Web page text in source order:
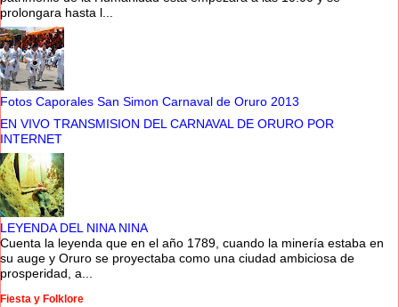
prolongara hasta l...
Fotos Caporales San Simon Carnaval de Oruro 2013
EN VIVO TRANSMISION DEL CARNAVAL DE ORURO POR
INTERNET
LEYENDA DEL NINA NINA
Cuenta la leyenda que en el año 1789, cuando la minería estaba en
su auge y Oruro se proyectaba como una ciudad ambiciosa de
prosperidad, a...
Fiesta y Folklore